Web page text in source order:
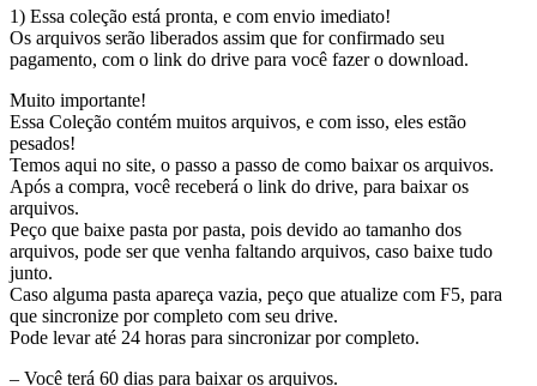
1) Essa coleção está pronta, e com envio imediato!
Os arquivos serão liberados assim que for confirmado seu
pagamento, com o link do drive para você fazer o download.
Muito importante!
Essa Coleção contém muitos arquivos, e com isso, eles estão
pesados!
Temos aqui no site, o passo a passo de como baixar os arquivos.
Após a compra, você receberá o link do drive, para baixar os
arquivos.
Peço que baixe pasta por pasta, pois devido ao tamanho dos
arquivos, pode ser que venha faltando arquivos, caso baixe tudo
junto.
Caso alguma pasta apareça vazia, peço que atualize com F5, para
que sincronize por completo com seu drive.
Pode levar até 24 horas para sincronizar por completo.
– Você terá 60 dias para baixar os arquivos.